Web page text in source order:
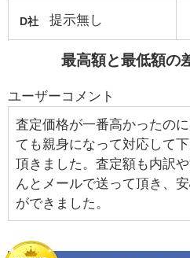
D社 提示無し
最高額と最低額の
ユーザーコメント
査定価格が一番高かったの
ても親身になって対応して
頂きました。査定額も内訳
んとメールで送って頂き、
ができました。